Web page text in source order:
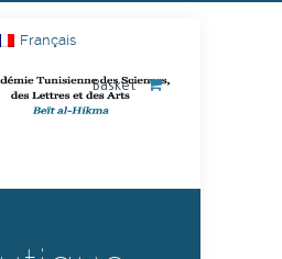
Français
Basket